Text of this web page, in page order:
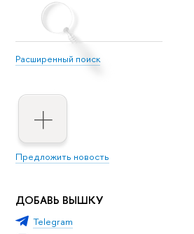
Расширенный поиск
Предложить новость
ДОБАВЬ ВЫШКУ
Telegram